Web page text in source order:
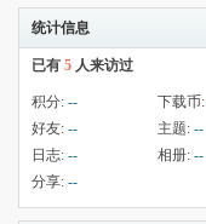
统计信息
已有 5 人来访过
积分: -- 下载币:
好友: -- 主题: --
日志: -- 相册: --
分享: --